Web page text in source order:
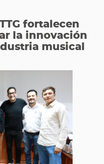
fortalecen
la innovación
musical